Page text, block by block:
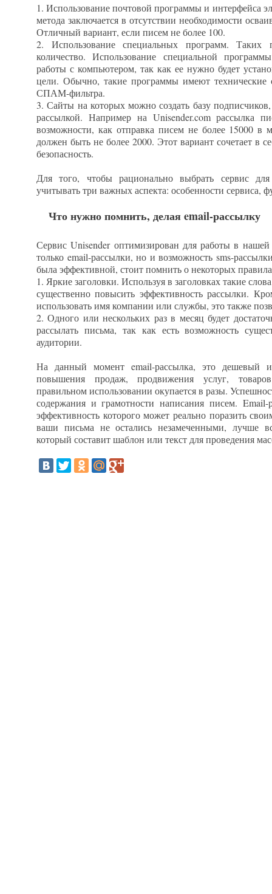
1. Использование почтовой программы и интерфейса
метода заключается в отсутствии необходимости
Отличный вариант, если писем не более 100.
2. Использование специальных программ. Таких
количество. Использование специальной
работы с компьютером, так как ее нужно будет
цели. Обычно, такие программы имеют технические
СПАМ-фильтра.
3. Сайты на которых можно создать базу подписчиков,
рассылкой. Например на Unisender.com рассылка
возможности, как отправка писем не более 15000 в
должен быть не более 2000. Этот вариант сочетает в
безопасность.
Для того, чтобы рационально выбрать сервис
учитывать три важных аспекта: особенности сервиса,
Что нужно помнить, делая email-рассылку
Сервис Unisender оптимизирован для работы в
только email-рассылки, но и возможность sms-
была эффективной, стоит помнить о некоторых
1. Яркие заголовки. Используя в заголовках такие
существенно повысить эффективность рассылки.
использовать имя компании или службы, это также
2. Одного или нескольких раз в месяц будет
рассылать письма, так как есть возможность
аудитории.
На данный момент email-рассылка, это дешевый
повышения продаж, продвижения услуг,
правильном использовании окупается в разы.
содержания и грамотности написания писем.
эффективность которого может реально поразить
ваши письма не остались незамеченными, лучше
который составит шаблон или текст для проведения